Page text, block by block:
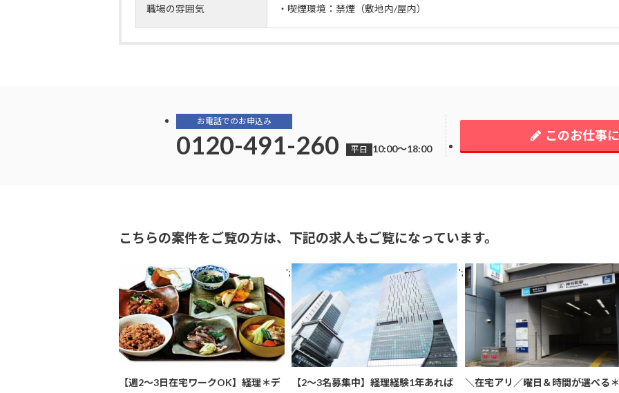
職場の雰囲気 ・喫煙環境：禁煙（敷地内/屋内）
お電話でのお申込み
0120-491-260 平日 10:00～18:00
このお仕事
こちらの案件をご覧の方は、下記の求人もご覧になっています。
【週2～3日在宅ワークOK】経理＊デ
';
【2～3名募集中】経理経験1年あれば
';
＼在宅アリ／曜日＆時間が選べる